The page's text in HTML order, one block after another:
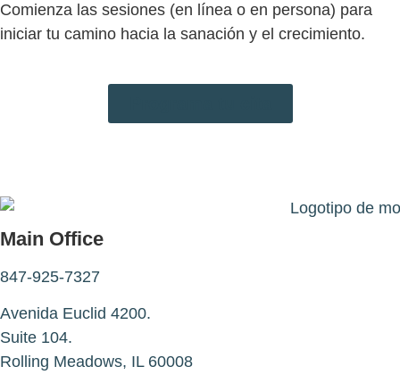
Comienza las sesiones (en línea o en persona) para
iniciar tu camino hacia la sanación y el crecimiento.
Main Office
847-925-7327
Avenida Euclid 4200.
Suite 104.
Rolling Meadows, IL 60008